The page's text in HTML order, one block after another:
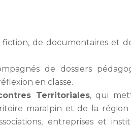
de documentaires et
de dossiers
en classe.
Territoriales, qui
maralpin et de la région
entreprises et